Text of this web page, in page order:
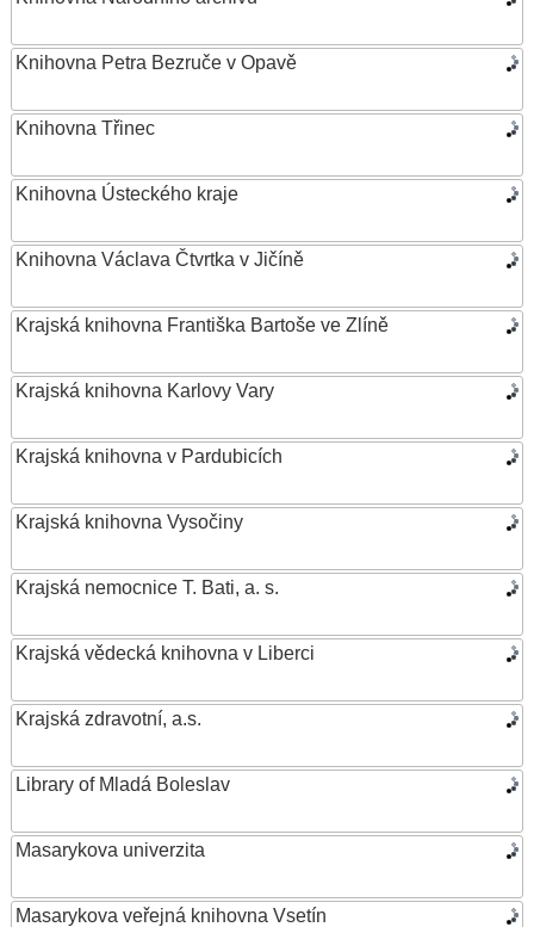
Knihovna Petra Bezruče v Opavě
Knihovna Třinec
Knihovna Ústeckého kraje
Knihovna Václava Čtvrtka v Jičíně
Krajská knihovna Františka Bartoše ve Zlíně
Krajská knihovna Karlovy Vary
Krajská knihovna v Pardubicích
Krajská knihovna Vysočiny
Krajská nemocnice T. Bati, a. s.
Krajská vědecká knihovna v Liberci
Krajská zdravotní, a.s.
Library of Mladá Boleslav
Masarykova univerzita
Masarykova veřejná knihovna Vsetín